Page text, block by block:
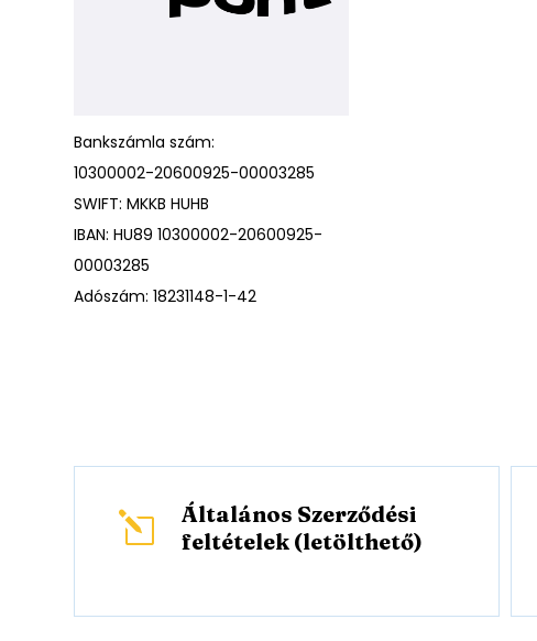
Bankszámla szám:
10300002-20600925-00003285
SWIFT: MKKB HUHB
IBAN: HU89 10300002-20600925-
00003285
Adószám: 18231148-1-42
l
Általános Szerződési
feltételek (letölthető)